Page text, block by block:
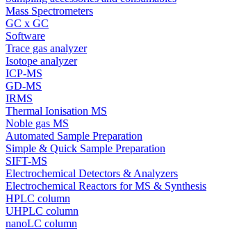
Mass Spectrometers
GC x GC
Software
Trace gas analyzer
Isotope analyzer
ICP-MS
GD-MS
IRMS
Thermal Ionisation MS
Noble gas MS
Automated Sample Preparation
Simple & Quick Sample Preparation
SIFT-MS
Electrochemical Detectors & Analyzers
Electrochemical Reactors for MS & Synthesis
HPLC column
UHPLC column
nanoLC column